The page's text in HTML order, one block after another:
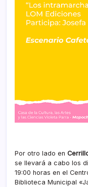
Por otro lado en
se llevará a cabo los
19:00 horas en el
Biblioteca Municipal